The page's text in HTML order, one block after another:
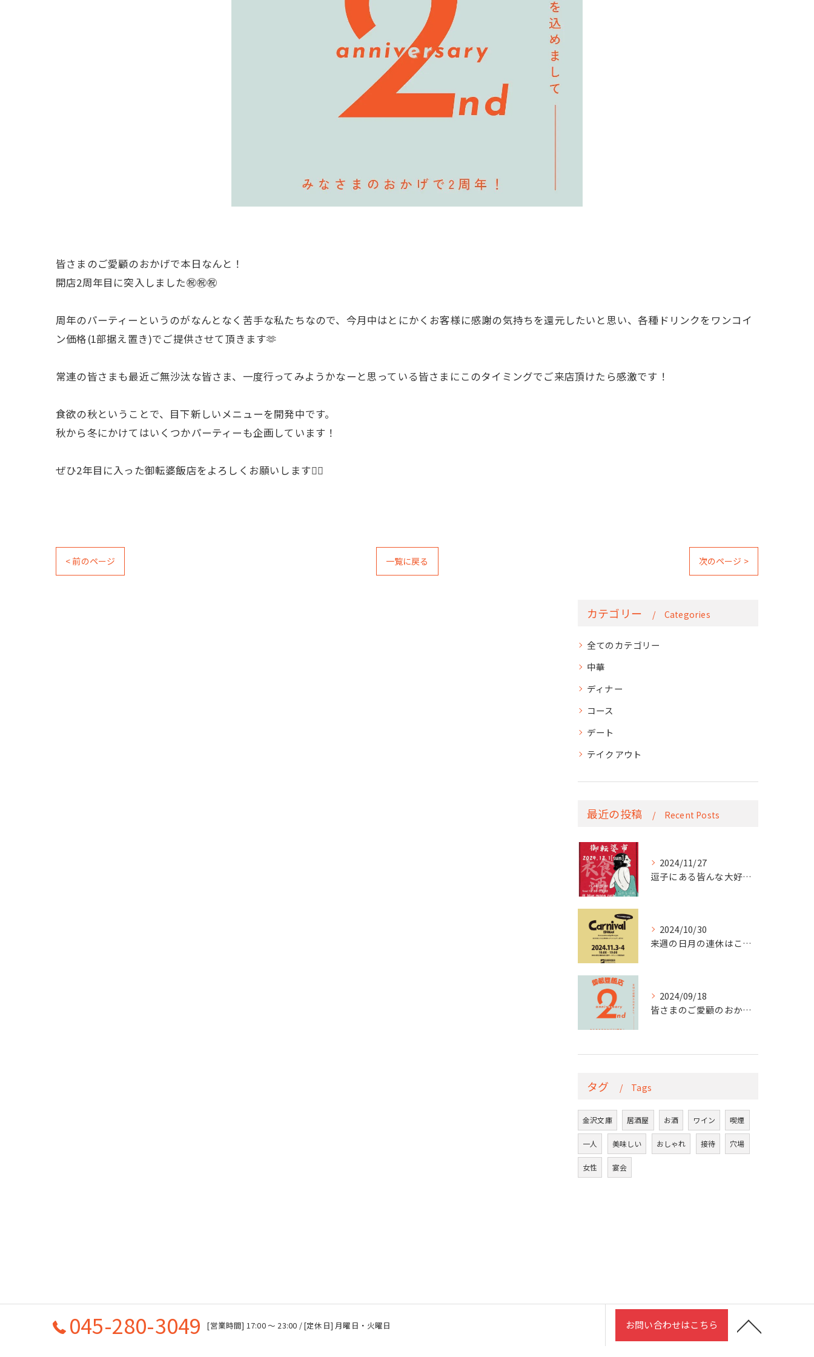
皆さまのご愛顧のおかげで本日なんと！
開店2周年目に突入しました㊗️㊗️㊗️
周年のパーティーというのがなんとなく苦手な私たちなので、今月中はとにかくお客様に感謝の気持ちを還元したいと思い、各種ドリンクをワンコイ
ン価格(1部据え置き)でご提供させて頂きます🫶
常連の皆さまも最近ご無沙汰な皆さま、一度行ってみようかなーと思っている皆さまにこのタイミングでご来店頂けたら感激です！
食欲の秋ということで、目下新しいメニューを開発中です。
秋から冬にかけてはいくつかパーティーも企画しています！
ぜひ2年目に入った御転婆飯店をよろしくお願いします🙇‍♀️
< 前のページ 一覧に戻る 次のページ >
カテゴリー Categories
全てのカテゴリー
中華
ディナー
コース
デート
テイクアウト
最近の投稿 Recent Posts
2024/11/27
逗子にある皆んな大好きblue moonで
2024/10/30
来週の日月の連休はこちら！
2024/09/18
皆さまのご愛顧のおかげで本日なんと！
タグ Tags
金沢文庫 居酒屋 お酒 ワイン 喫煙
一人 美味しい おしゃれ 接待 穴場
女性 宴会
045-280-3049 [営業時間] 17:00 〜 23:00 / [定休日] 月曜日・火曜日 お問い合わせはこちら